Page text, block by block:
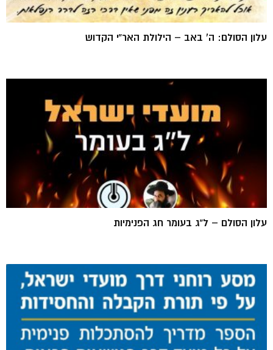
עלון הסולם: ה’ באב – הילולת האר”י הקדוש
עלון הסולם – ל”ג בעומר חג הפנימיות